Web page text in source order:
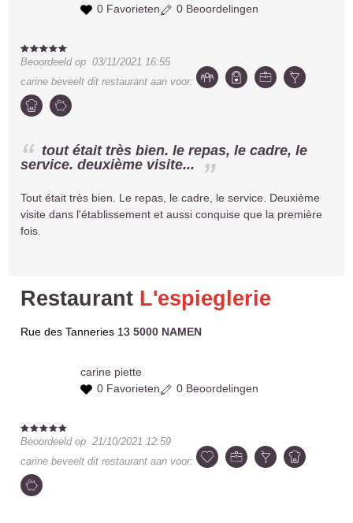
0 Favorieten
0 Beoordelingen
Beoordeeld op03/11/2021 16:55
carine beveelt dit restaurant aan voor:
tout était très bien. le repas, le cadre, le
service. deuxième visite...
Tout était très bien. Le repas, le cadre, le service. Deuxième
visite dans l'établissement et aussi conquise que la première
fois.
Restaurant L'espieglerie
Rue des Tanneries 135000 NAMEN
carine piette
0 Favorieten
0 Beoordelingen
Beoordeeld op21/10/2021 12:59
carine beveelt dit restaurant aan voor: